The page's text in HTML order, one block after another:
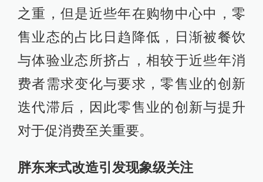
之重，但是近些年在购物中心中，零
售业态的占比日趋降低，日渐被餐饮
与体验业态所挤占，相较于近些年消
费者需求变化与要求，零售业的创新
迭代滞后，因此零售业的创新与提升
对于促消费至关重要。
胖东来式改造引发现象级关注